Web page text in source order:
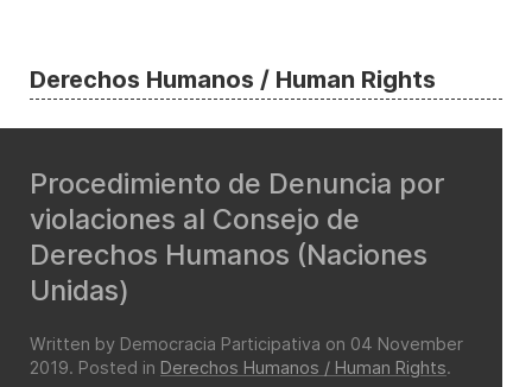
Derechos Humanos / Human Rights
Procedimiento de Denuncia por
violaciones al Consejo de
Derechos Humanos (Naciones
Unidas)
Written by Democracia Participativa on 04 November
2019. Posted in Derechos Humanos / Human Rights.